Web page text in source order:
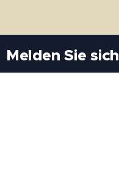
Melden Sie sich